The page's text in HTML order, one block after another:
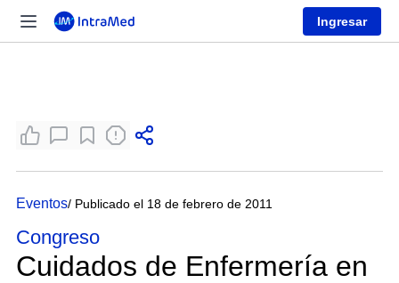
Ingresar
Eventos/ Publicado el 18 de febrero de 2011
Congreso
Cuidados de Enfermería en